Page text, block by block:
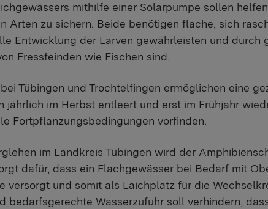
mithilfe einer Solarpumpe sollen
Arten zu sichern. Beide benötigen flache, sich
Entwicklung der Larven gewährleisten und durch
Fressfeinden wie Fischen sind.
Tübingen und Trochtelfingen ermöglichen eine
jährlich im Herbst entleert und erst im Frühjahr
Fortpflanzungsbedingungen vorfinden.
im Landkreis Tübingen wird der
dafür, dass ein Flachgewässer bei Bedarf mit
versorgt und somit als Laichplatz für die
bedarfsgerechte Wasserzufuhr soll verhindern,